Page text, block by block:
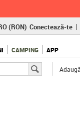
(KČ)
(RON) Conectează-te
CAMPING APP